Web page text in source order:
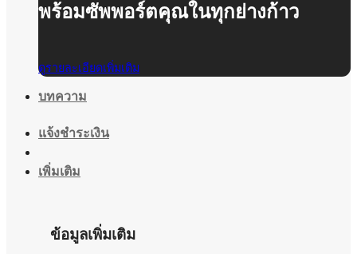
พร้อมซัพพอร์ตคุณในทุกย่างก้าว
ดูรายละเอียดเพิ่มเติม
บทความ
แจ้งชำระเงิน
เพิ่มเติม
ข้อมูลเพิ่มเติม